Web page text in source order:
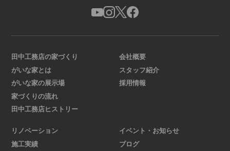
田中工務店の家づくり
がいな家とは
がいな家の展示場
家づくりの流れ
田中工務店ヒストリー
会社概要
スタッフ紹介
採用情報
リノベーション
施工実績
イベント・お知らせ
ブログ